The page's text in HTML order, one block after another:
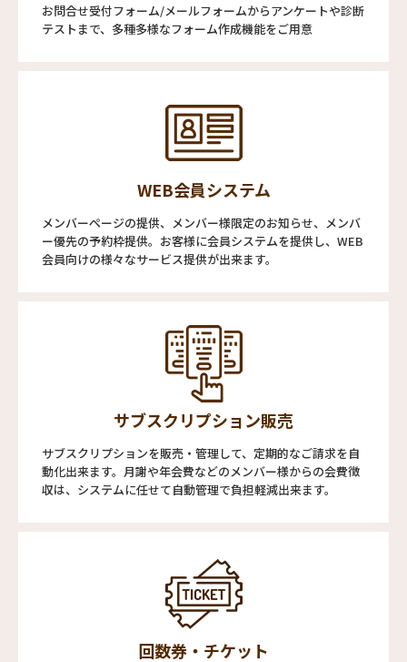
お問合せ受付フォーム/メールフォームからアンケートや診断
テストまで、多種多様なフォーム作成機能をご用意
WEB会員システム
メンバーページの提供、メンバー様限定のお知らせ、メンバ
ー優先の予約枠提供。お客様に会員システムを提供し、WEB
会員向けの様々なサービス提供が出来ます。
サブスクリプション販売
サブスクリプションを販売・管理して、定期的なご請求を自
動化出来ます。月謝や年会費などのメンバー様からの会費徴
収は、システムに任せて自動管理で負担軽減出来ます。
回数券・チケット